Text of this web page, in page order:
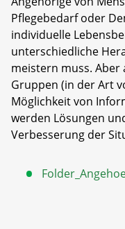
Pflegebedarf oder
individuelle
unterschiedliche
meistern muss.
Gruppen (in der Art
Möglichkeit von
werden Lösungen
Verbesserung der